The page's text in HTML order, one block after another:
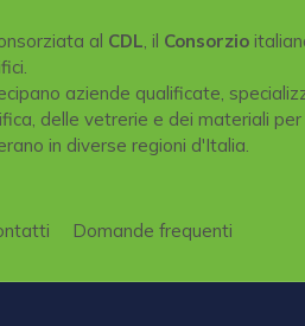
al CDL, il Consorzio
aziende qualificate,
delle vetrerie e dei materiali
in diverse regioni d'Italia.
Domande frequenti